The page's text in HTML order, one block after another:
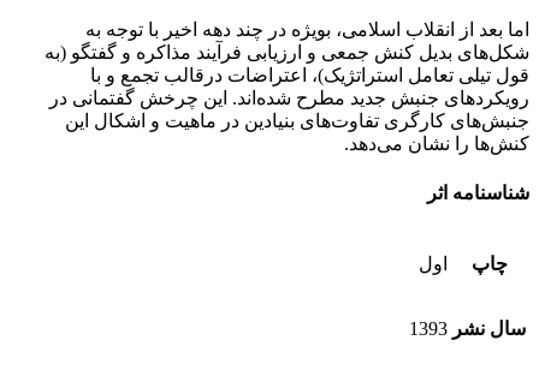
اما بعد از انقلاب اسلامی، بویژه در چند دهه اخیر با توجه به
شکل‌های بدیل کنش جمعی و ارزیابی فرآیند مذاکره و گفتگو (به
قول تیلی تعامل استراتژیک)، اعتراضات درقالب تجمع و با
رویکردهای جنبش جدید مطرح شده‌اند. این چرخش گفتمانی در
جنبش‌های کارگری تفاوت‌های بنیادین در ماهیت و اشکال این
کنش‌ها را نشان می‌دهد.
شناسنامه اثر
چاپ اول
سال نشر 1393